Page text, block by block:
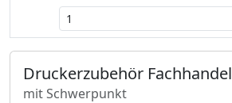
Druckerzubehör Fachhandel
mit Schwerpunkt